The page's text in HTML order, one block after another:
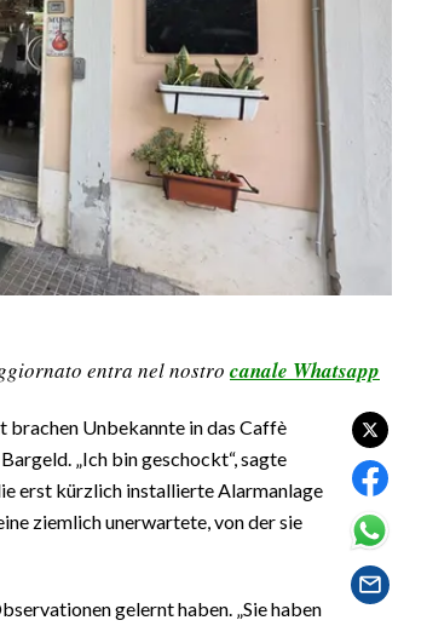
entra nel nostro canale Whatsapp
brachen Unbekannte in das Caffè
„Ich bin geschockt“, sagte
erst kürzlich installierte Alarmanlage
ziemlich unerwartete, von der sie
gelernt haben. „Sie haben